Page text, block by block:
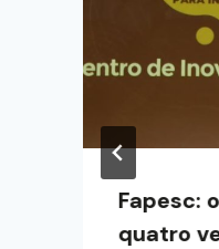
Fapesc:
quatro